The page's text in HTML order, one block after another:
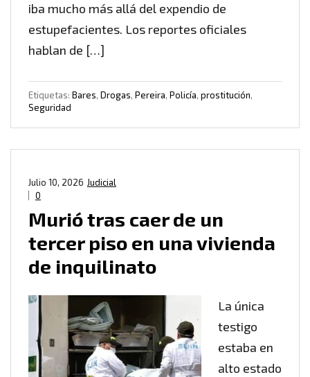
iba mucho más allá del expendio de
estupefacientes. Los reportes oficiales
hablan de […]
Etiquetas: Bares, Drogas, Pereira, Policía, prostitución,
Seguridad
Judicial
Julio 10, 2026
0
Murió tras caer de un
tercer piso en una vivienda
de inquilinato
La única
testigo
estaba en
alto estado